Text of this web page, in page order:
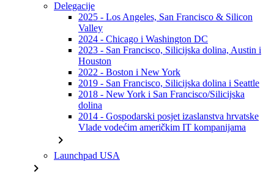
Delegacije
2025 - Los Angeles, San Francisco & Silicon
Valley
2024 - Chicago i Washington DC
2023 - San Francisco, Silicijska dolina, Austin i
Houston
2022 - Boston i New York
2019 - San Francisco, Silicijska dolina i Seattle
2018 - New York i San Francisco/Silicijska
dolina
2014 - Gospodarski posjet izaslanstva hrvatske
Vlade vodećim američkim IT kompanijama
chevron_right
Launchpad USA
chevron_right